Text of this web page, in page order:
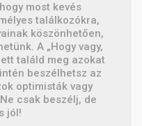
most kevés
találkozókra,
köszönhetően,
A „Hogy vagy,
találd meg azokat
beszélhetsz az
optimisták vagy
csak beszélj, de
jól!